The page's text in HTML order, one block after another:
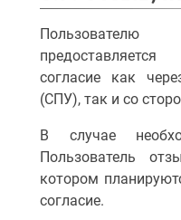
Пользователю
согласие как
(СПУ), так и со
В случае
Пользователь
котором
согласие.